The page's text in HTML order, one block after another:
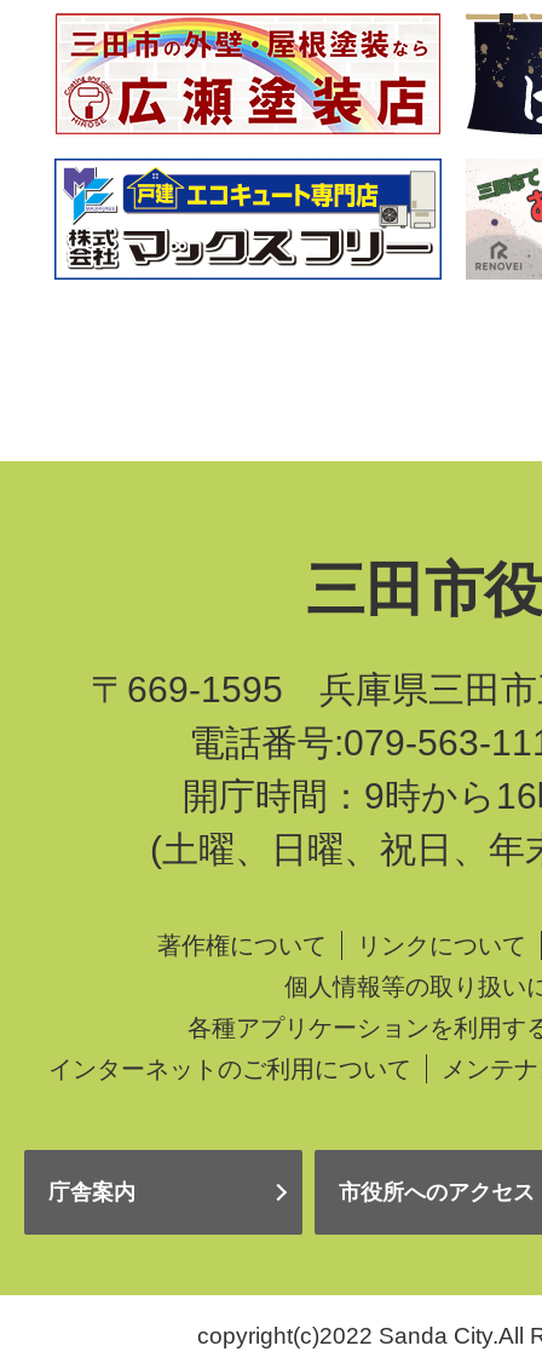
三田市
〒669-1595 兵庫県三田市
電話番号:079-563-
開庁時間：9時から
(土曜、日曜、祝日、年
著作権について
リンクについて
個人情報等の取り扱い
各種アプリケーションを利用す
インターネットのご利用について
メンテ
庁舎案内 市役所へのアクセス
copyright(c)2022 Sanda City.All